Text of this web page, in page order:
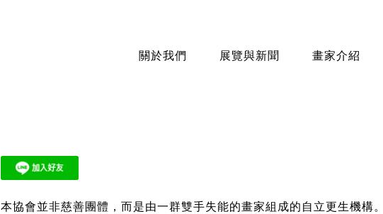
關於我們 展覽與新聞 畫家介紹
本協會並非慈善團體，而是由一群雙手失能的畫家組成的自立更生機構